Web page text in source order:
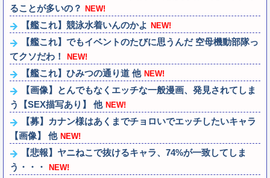
ることが多いの？
NEW!
【艦これ】競泳水着いんのかよ NEW!
【艦これ】でもイベントのたびに思うんだ 空母機動部隊っ
てクソだわ！
NEW!
【艦これ】ひみつの通り道 他 NEW!
【画像】とんでもなくエッチな一般漫画、発見されてしま
う【SEX描写あり】 他 NEW!
【募】カナン様はあくまでチョロいでエッチしたいキャラ
【画像】 他 NEW!
【悲報】ヤニねこで抜けるキャラ、74%が一致してしま
う・・・
NEW!